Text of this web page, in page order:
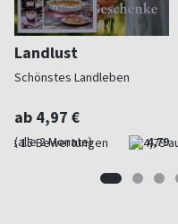
Landlust
Schönstes Landleben
ab 4,97 €
(alle 2 Monate) 4,79